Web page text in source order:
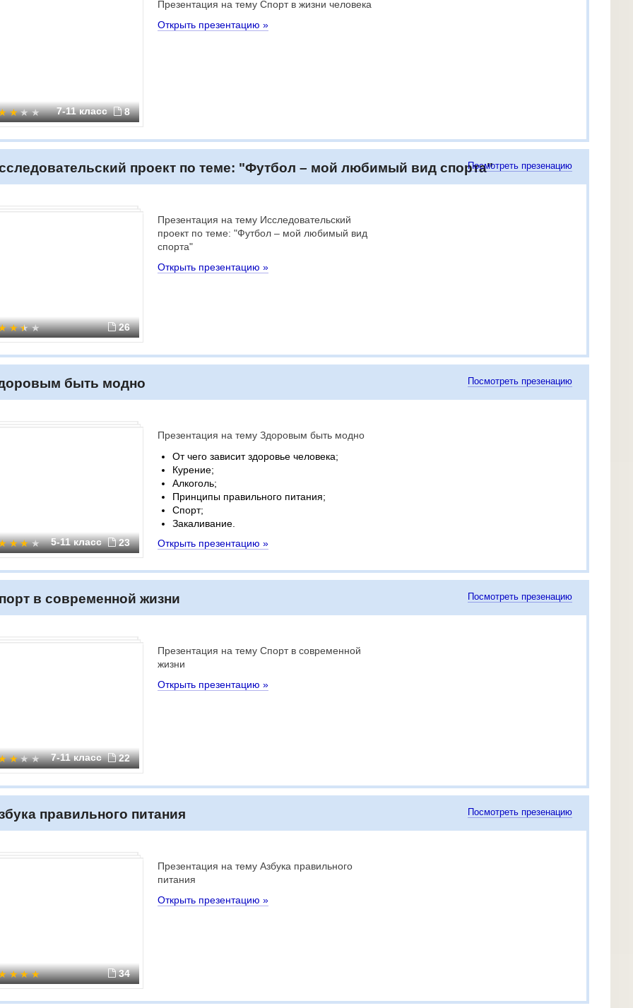
7-11 класс 8
Презентация на тему Спорт в жизни человека
Открыть презентацию »
проект по теме: "Футбол – мой любимый вид спорта"Посмотреть презенацию
26
Презентация на тему Исследовательский
проект по теме: "Футбол – мой любимый вид
спорта"
Открыть презентацию »
быть модно Посмотреть презенацию
5-11 класс 23
Презентация на тему Здоровым быть модно
От чего зависит здоровье человека;
Курение;
Алкоголь;
Принципы правильного питания;
Спорт;
Закаливание.
Открыть презентацию »
в современной жизни Посмотреть презенацию
7-11 класс 22
Презентация на тему Спорт в современной
жизни
Открыть презентацию »
правильного питания Посмотреть презенацию
34
Презентация на тему Азбука правильного
питания
Открыть презентацию »